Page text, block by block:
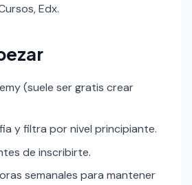
Edx.
(suele ser gratis crear
y filtra por nivel principiante.
de inscribirte.
semanales para mantener